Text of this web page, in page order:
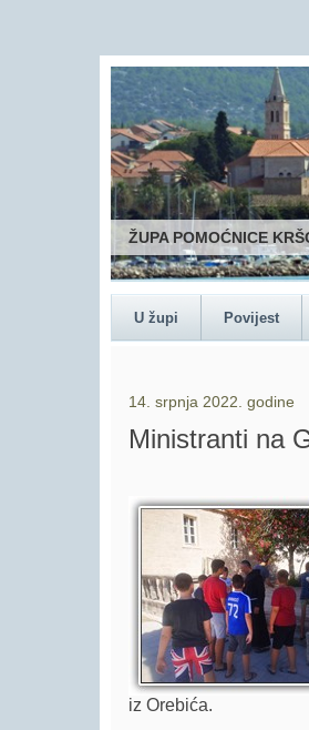
ŽUPA POMOĆNICE
U župi Povijest
14. srpnja 2022. godine
Ministranti na
iz Orebića.